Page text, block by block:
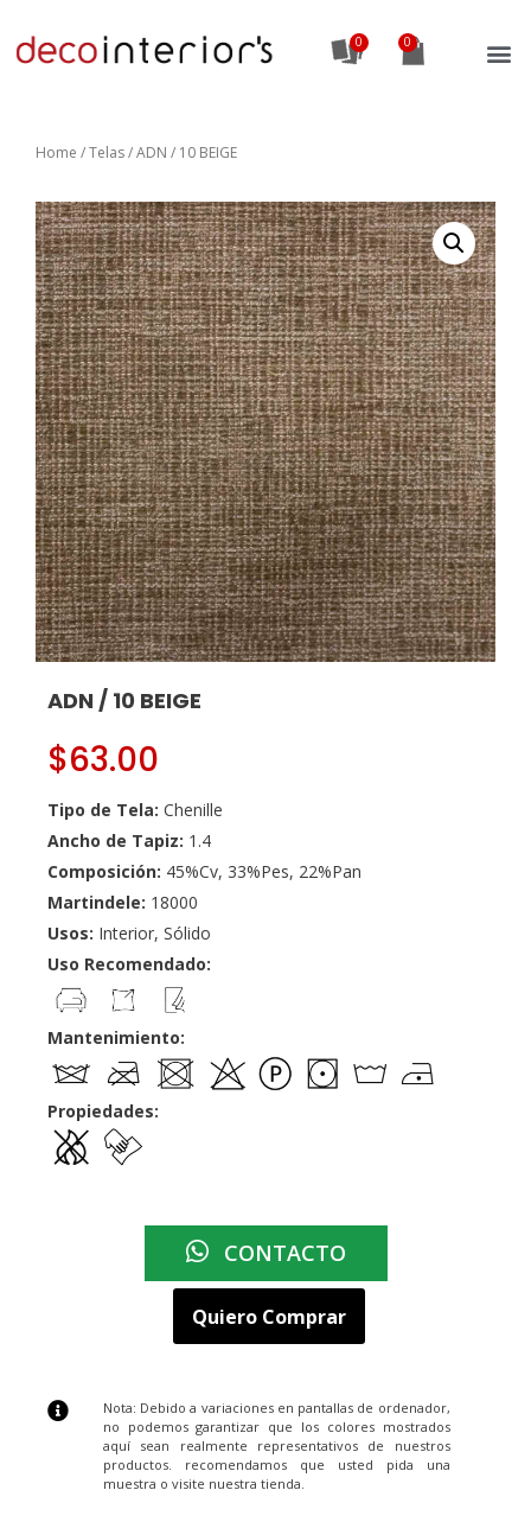
0
Home /Telas/ ADN / 10 BEIGE
ADN / 10 BEIGE
$63.00
Tipo de Tela: Chenille
Ancho de Tapiz: 1.4
Composición: 45%Cv, 33%Pes, 22%Pan
Martindele: 18000
Usos: Interior, Sólido
Uso Recomendado:
Mantenimiento:
Propiedades:
CONTACTO
Quiero Comprar
Nota: Debido a variaciones en pantallas de ordenador,
no podemos garantizar que los colores mostrados
aquí sean realmente representativos de nuestros
productos. recomendamos que usted pida una
muestra o visite nuestra tienda.